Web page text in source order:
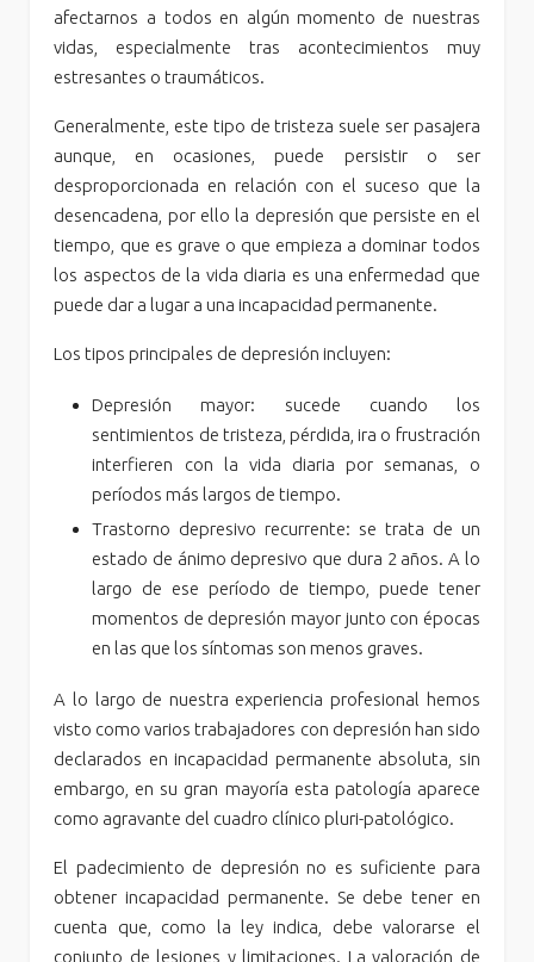
afectarnos a todos en algún momento de nuestras
vidas, especialmente tras acontecimientos muy
estresantes o traumáticos.
Generalmente, este tipo de tristeza suele ser pasajera
aunque, en ocasiones, puede persistir o ser
desproporcionada en relación con el suceso que la
desencadena, por ello la depresión que persiste en el
tiempo, que es grave o que empieza a dominar todos
los aspectos de la vida diaria es una enfermedad que
puede dar a lugar a una incapacidad permanente.
Los tipos principales de depresión incluyen:
Depresión mayor: sucede cuando los
sentimientos de tristeza, pérdida, ira o frustración
interfieren con la vida diaria por semanas, o
períodos más largos de tiempo.
Trastorno depresivo recurrente: se trata de un
estado de ánimo depresivo que dura 2 años. A lo
largo de ese período de tiempo, puede tener
momentos de depresión mayor junto con épocas
en las que los síntomas son menos graves.
A lo largo de nuestra experiencia profesional hemos
visto como varios trabajadores con depresión han sido
declarados en incapacidad permanente absoluta, sin
embargo, en su gran mayoría esta patología aparece
como agravante del cuadro clínico pluri-patológico.
El padecimiento de depresión no es suficiente para
obtener incapacidad permanente. Se debe tener en
cuenta que, como la ley indica, debe valorarse el
conjunto de lesiones y limitaciones. La valoración de